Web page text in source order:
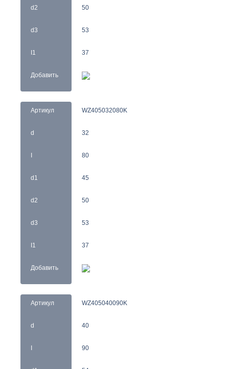
d2
d3
I1
Добавить
50
53
37
Артикул
d
d1
d2
d3
I1
Добавить
WZ405032080K
32
80
45
50
53
37
Артикул
d
WZ405040090K
40
90